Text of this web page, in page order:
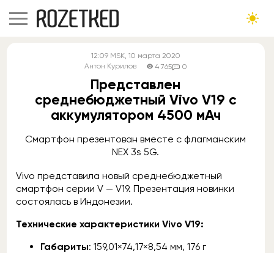
12:09 MSK, 10 марта 2020
Антон Курилов
4 765 0
Представлен
среднебюджетный Vivo V19 с
аккумулятором 4500 мАч
Смартфон презентован вместе с флагманским
NEX 3s 5G.
Vivo представила новый среднебюджетный
смартфон серии V — V19. Презентация новинки
состоялась в Индонезии.
Технические характеристики Vivo V19:
Габариты: 159,01×74,17×8,54 мм, 176 г